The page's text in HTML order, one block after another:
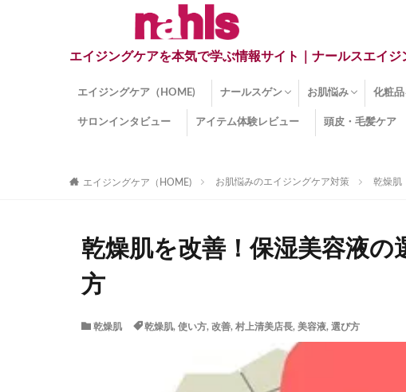
エイジングケアを本気で学ぶ情報サイト｜ナールスエイ
エイジングケア（HOME) ナールスゲン
ナールスゲンとは？
ナールスゲン関連成分
お肌悩み
インナードライ肌
くすみ
目の下のクマ
しみ
しわ
顔・頭皮のたるみ
ほうれい線
毛穴
手荒れ
乾燥肌
敏感肌
紫外線ダメージ
薄毛
その他のお肌悩み
化粧
エイジ
化粧水
美容液
保湿
酵素洗
ハンド
フェイ
ほうれ
コラー
メイ
洗顔・
オール
その他
サロンインタビュー アイテム体験レビュー 頭皮・毛髪ケア
エイジングケア（HOME) お肌悩みのエイジングケア対策 乾燥肌
乾燥肌を改善！保湿美容液
方
乾燥肌 乾燥肌, 使い方, 改善, 村上清美店長, 美容液, 選び方